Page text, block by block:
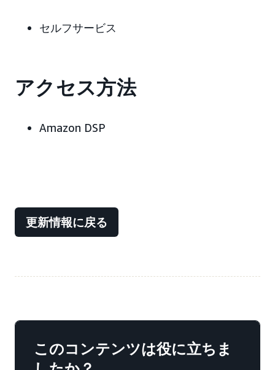
セルフサービス
アクセス方法
Amazon DSP
更新情報に戻る
このコンテンツは役に立ちま